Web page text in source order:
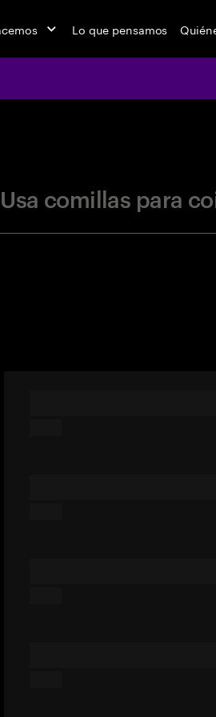
Lo que pensamos
Usa comillas para